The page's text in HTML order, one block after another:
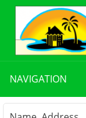
NAVIGATION